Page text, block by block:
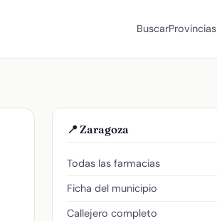
BuscarProvincias
📍 Zaragoza
Todas las farmacias
Ficha del municipio
Callejero completo